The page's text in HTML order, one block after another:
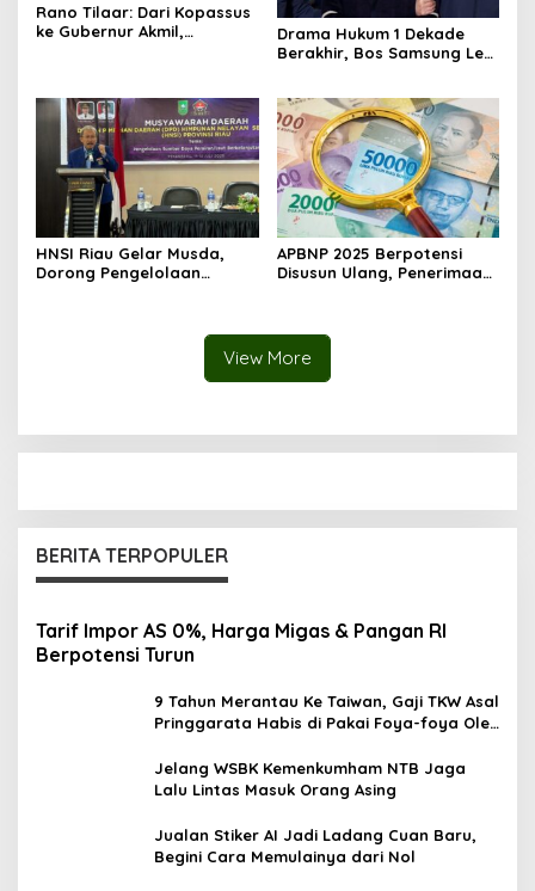
Rano Tilaar: Dari Kopassus
ke Gubernur Akmil,
Drama Hukum 1 Dekade
Berakhir, Bos Samsung Lee
HNSI Riau Gelar Musda,
Dorong Pengelolaan
APBNP 2025 Berpotensi
Disusun Ulang, Penerimaan
View More
BERITA TERPOPULER
Tarif Impor AS 0%, Harga Migas & Pangan RI
Berpotensi Turun
9 Tahun Merantau Ke Taiwan, Gaji TKW Asal
Pringgarata Habis di Pakai Foya-foya Oleh
Jelang WSBK Kemenkumham NTB Jaga
Lalu Lintas Masuk Orang Asing
Jualan Stiker AI Jadi Ladang Cuan Baru,
Begini Cara Memulainya dari Nol